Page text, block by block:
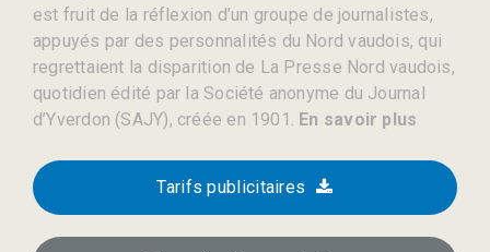
est fruit de la réflexion d’un groupe de journalistes,
appuyés par des personnalités du Nord vaudois, qui
regrettaient la disparition de La Presse Nord vaudois,
quotidien édité par la Société anonyme du Journal
d’Yverdon (SAJY), créée en 1901. En savoir plus
Tarifs publicitaires